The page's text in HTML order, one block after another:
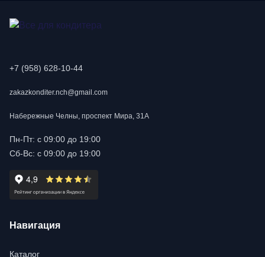
+7 (958) 628-10-44
zakazkonditer.nch@gmail.com
Набережные Челны, проспект Мира, 31А
Пн-Пт: с 09:00 до 19:00
Сб-Вс: с 09:00 до 19:00
Навигация
Каталог